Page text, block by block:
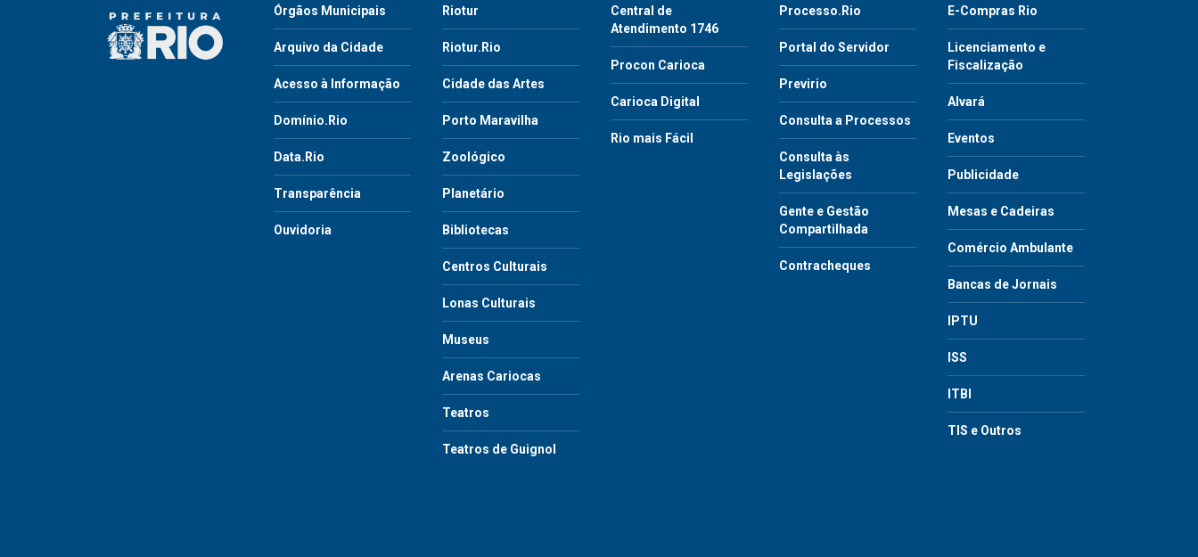
Órgãos Municipais
Arquivo da Cidade
Acesso à Informação
Domínio.Rio
Data.Rio
Transparência
Ouvidoria
Riotur
Riotur.Rio
Cidade das Artes
Porto Maravilha
Zoológico
Planetário
Bibliotecas
Centros Culturais
Lonas Culturais
Museus
Arenas Cariocas
Teatros
Teatros de Guignol
Central de
Atendimento 1746
Procon Carioca
Carioca Digital
Rio mais Fácil
Processo.Rio
Portal do Servidor
Previrio
Consulta a Processos
Consulta às
Legislações
Gente e Gestão
Compartilhada
Contracheques
E-Compras Rio
Licenciamento e
Fiscalização
Alvará
Eventos
Publicidade
Mesas e Cadeiras
Comércio Ambulante
Bancas de Jornais
IPTU
ISS
ITBI
TIS e Outros